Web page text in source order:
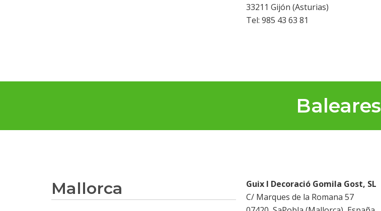
33211 Gijón (Asturias)
Tel: 985 43 63 81
Baleares
Mallorca
Guix I Decoració Gomila Gost, SL
C/ Marques de la Romana 57